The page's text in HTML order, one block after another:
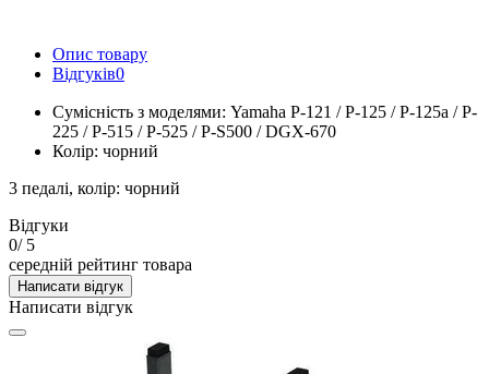
Опис товару
Відгуків0
Сумісність з моделями: Yamaha P-121 / P-125 / P-125a / P-
225 / P-515 / P-525 / P-S500 / DGX-670
Колір: чорний
3 педалі, колір: чорний
Відгуки
0/ 5
середній рейтинг товара
Написати відгук
Написати відгук